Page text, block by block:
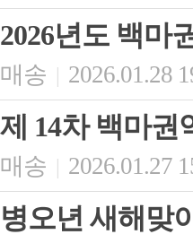
2026년도 백마
매송 | 2026.01.28
제 14차 백마권
매송 | 2026.01.27
병오년 새해맞